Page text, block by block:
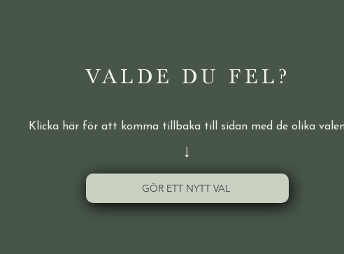
VALDE DU FEL?
Klicka här för att komma tillbaka till sidan med de olika
↓
GÖR ETT NYTT VAL